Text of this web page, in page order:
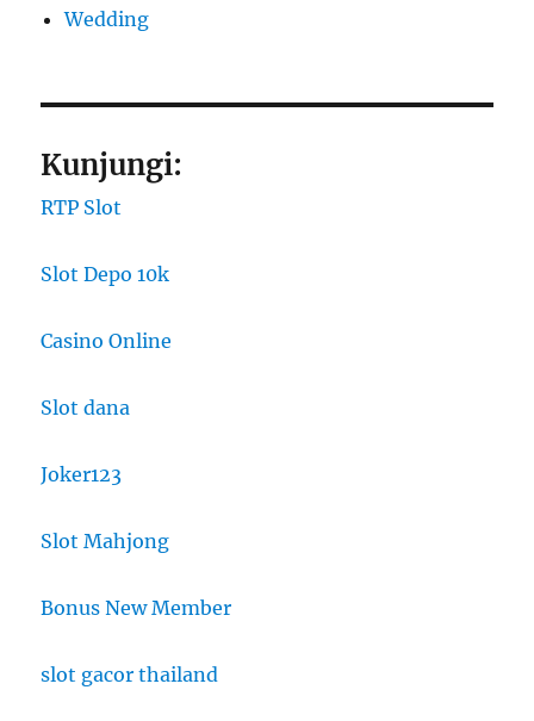
Wedding
Kunjungi:
RTP Slot
Slot Depo 10k
Casino Online
Slot dana
Joker123
Slot Mahjong
Bonus New Member
slot gacor thailand